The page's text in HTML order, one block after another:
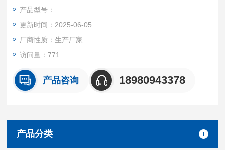
存，存储无忧，助你高效作业。旭信/矿用防爆智能手机/5G网络/
超大内存
产品型号：
更新时间：2025-06-05
厂商性质：生产厂家
访问量：771
产品咨询 18980943378
产品分类